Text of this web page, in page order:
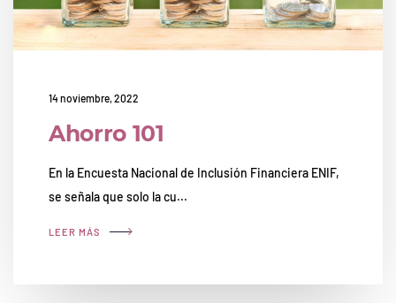
14 noviembre, 2022
Ahorro 101
En la Encuesta Nacional de Inclusión Financiera ENIF,
se señala que solo la cu...
LEER MÁS